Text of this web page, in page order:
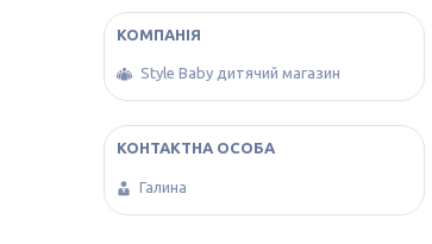
Style Baby дитячий магазин
Галина